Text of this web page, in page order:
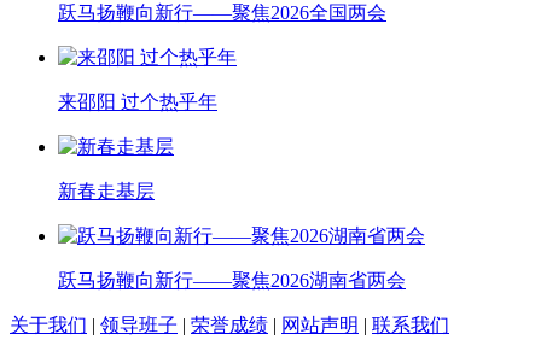
跃马扬鞭向新行——聚焦2026全国两会
来邵阳 过个热乎年
新春走基层
跃马扬鞭向新行​——聚焦2026湖南省两会
关于我们 | 领导班子 | 荣誉成绩 | 网站声明 | 联系我们